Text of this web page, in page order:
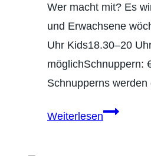
Wer macht mit? Es
und Erwachsene
Uhr Kids18.30–20
möglichSchnuppern:
Schnupperns
Weiterlesen